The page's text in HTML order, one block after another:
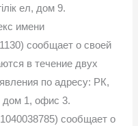
ел, дом 9.
имени
сообщает о своей
в течение двух
по адресу: РК,
дом 1, офис 3.
сообщает о